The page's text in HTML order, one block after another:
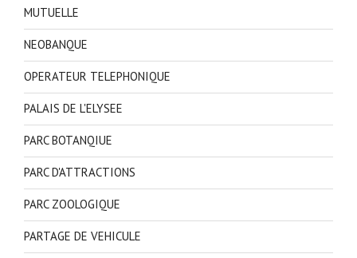
MUTUELLE
NEOBANQUE
OPERATEUR TELEPHONIQUE
PALAIS DE L'ELYSEE
PARC BOTANQIUE
PARC D'ATTRACTIONS
PARC ZOOLOGIQUE
PARTAGE DE VEHICULE